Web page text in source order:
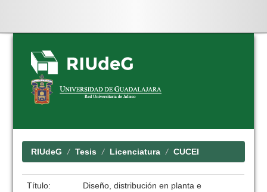
Skip
navigation
RIUdeG Tesis Licenciatura CUCEI
Título:
Diseño, distribución en planta e